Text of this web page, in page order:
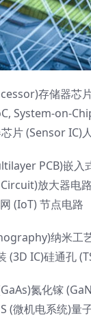
存储器芯
System-on-
(Sensor IC)
PCB)嵌
放大器电
(IoT) 节点电路
纳米
IC)硅通孔
氮化镓
(微机电系统)量